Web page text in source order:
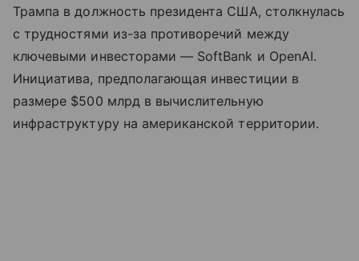
Трампа в должность президента США, столкнулась
с трудностями из-за противоречий между
ключевыми инвесторами — SoftBank и OpenAI.
Инициатива, предполагающая инвестиции в
размере $500 млрд в вычислительную
инфраструктуру на американской территории.